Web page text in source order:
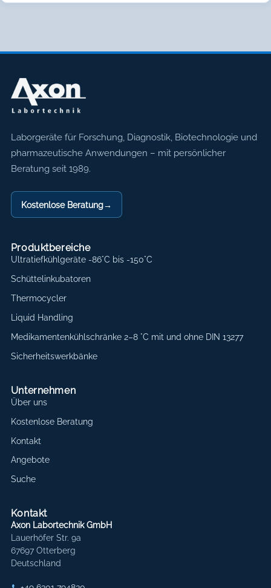
Axon Labortechnik
Laborgeräte für Forschung, Diagnostik, Biotechnologie und
pharmazeutische Anwendungen – mit persönlicher
Beratung seit 1989.
Kostenlose Beratung→
Produktbereiche
Ultratiefkühlgeräte -86°C bis -150°C
Schüttelinkubatoren
Thermocycler
Liquid Handling
Medikamentenkühlschränke 2–8 °C mit und ohne DIN 13277
Sicherheitswerkbänke
Unternehmen
Über uns
Kostenlose Beratung
Kontakt
Angebote
Suche
Kontakt
Axon Labortechnik GmbH
Lauerhöfer Str. 9a
67697 Otterberg
Deutschland